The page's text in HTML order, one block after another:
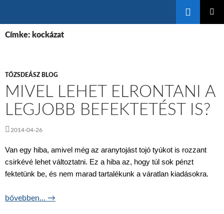
A
Címke: kockázat
TŐZSDEÁSZ BLOG
MIVEL LEHET ELRONTANI A
LEGJOBB BEFEKTETÉST IS?
2014-04-26
Van egy hiba, amivel még az aranytojást tojó tyúkot is rozzant
csirkévé lehet változtatni. Ez a hiba az, hogy túl sok pénzt
fektetünk be, és nem marad tartalékunk a váratlan kiadásokra.
Mivel lehet elrontani a legjobb befektetést is?
bővebben… →